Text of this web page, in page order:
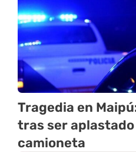
Tragedia en
tras ser
camioneta